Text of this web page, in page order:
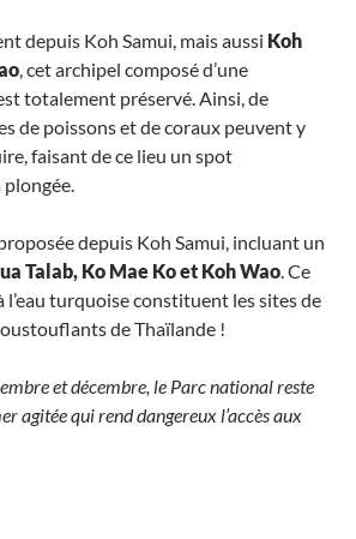
depuis Koh Samui, mais aussi Koh
, cet archipel composé d’une
totalement préservé. Ainsi, de
de poissons et de coraux peuvent y
faisant de ce lieu un spot
plongée.
depuis Koh Samui, incluant un
Talab, Ko Mae Ko et Koh Wao. Ce
l’eau turquoise constituent les sites de
de Thaïlande !
et décembre, le Parc national reste
agitée qui rend dangereux l’accès aux